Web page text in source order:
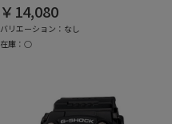
￥14,080
バリエーション：なし
在庫：○